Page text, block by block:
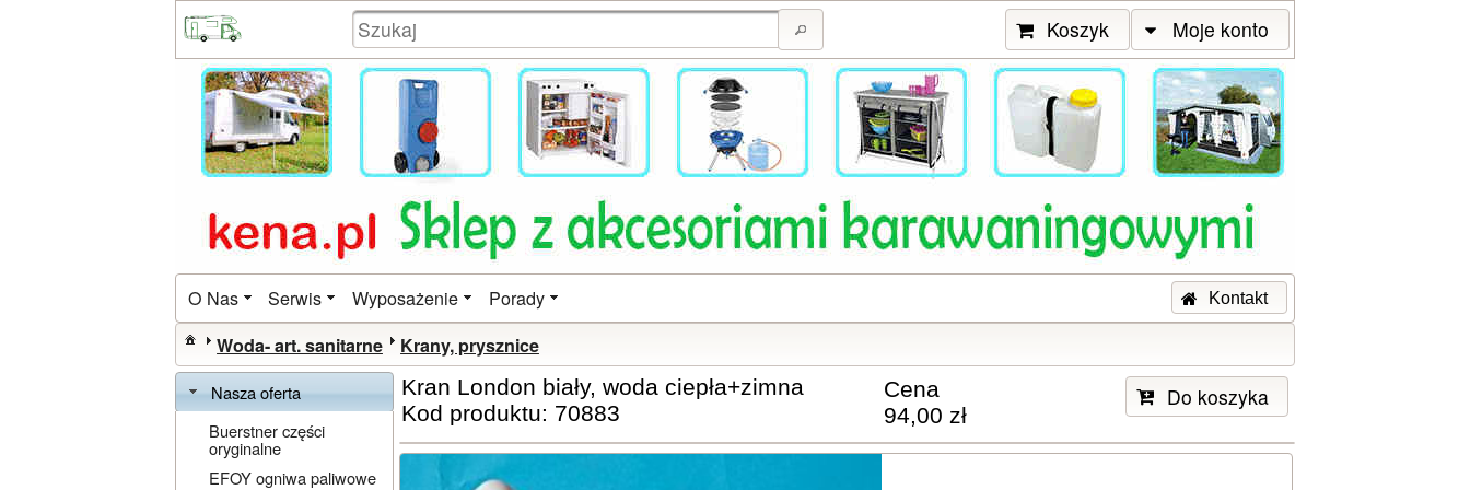
Koszyk Moje konto
O Nas Serwis Wyposażenie Porady Kontakt
Woda- art. sanitarne Krany, prysznice
Nasza oferta
Buerstner części
oryginalne
EFOY ogniwa paliwowe
Kran London biały, woda ciepła+zimna
Kod produktu: 70883
Cena
94,00 zł
Do koszyka